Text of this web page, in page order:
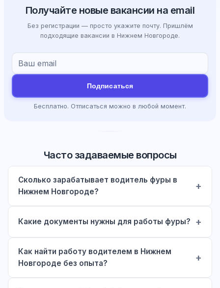
Получайте новые вакансии на email
Без регистрации — просто укажите почту. Пришлём
подходящие вакансии в Нижнем Новгороде.
Подписаться
Бесплатно. Отписаться можно в любой момент.
Часто задаваемые вопросы
Сколько зарабатывает водитель фуры в
Нижнем Новгороде?
Какие документы нужны для работы фуры?
Как найти работу водителем в Нижнем
Новгороде без опыта?